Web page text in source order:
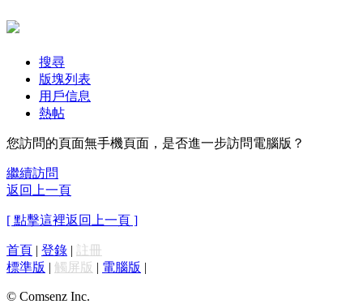
搜尋
版塊列表
用戶信息
熱帖
您訪問的頁面無手機頁面，是否進一步訪問電腦版？
繼續訪問
返回上一頁
[ 點擊這裡返回上一頁 ]
首頁 | 登錄 | 註冊
標準版 | 觸屏版 | 電腦版 |
© Comsenz Inc.